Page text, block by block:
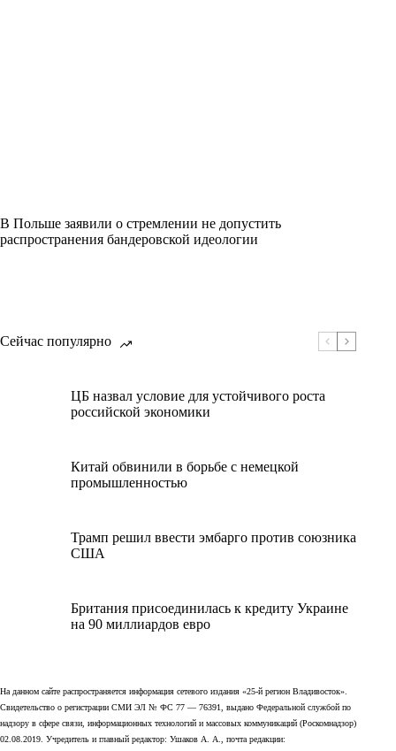
В Польше заявили о стремлении не допустить
распространения бандеровской идеологии
Сейчас популярно
ЦБ назвал условие для устойчивого роста
российской экономики
Китай обвинили в борьбе с немецкой
промышленностью
Трамп решил ввести эмбарго против союзника
США
Британия присоединилась к кредиту Украине
на 90 миллиардов евро
На данном сайте распространяется информация сетевого издания «25-й регион Владивосток».
Свидетельство о регистрации СМИ ЭЛ № ФС 77 — 76391, выдано Федеральной службой по
надзору в сфере связи, информационных технологий и массовых коммуникаций (Роскомнадзор)
02.08.2019. Учредитель и главный редактор: Ушаков А. А., почта редакции: